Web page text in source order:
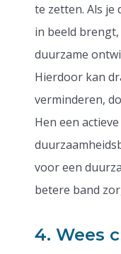
te zetten. Als je
in beeld
duurzame
Hierdoor kan
verminderen,
Hen een
voor een
betere band
4. Wees